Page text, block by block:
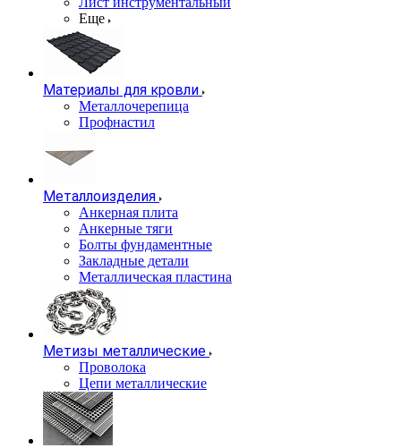
Еще
Материалы для кровли
Металлочерепица
Профнастил
Металлоизделия
Анкерная плита
Анкерные тяги
Болты фундаментные
Закладные детали
Металлическая пластина
Метизы металлические
Проволока
Цепи металлические